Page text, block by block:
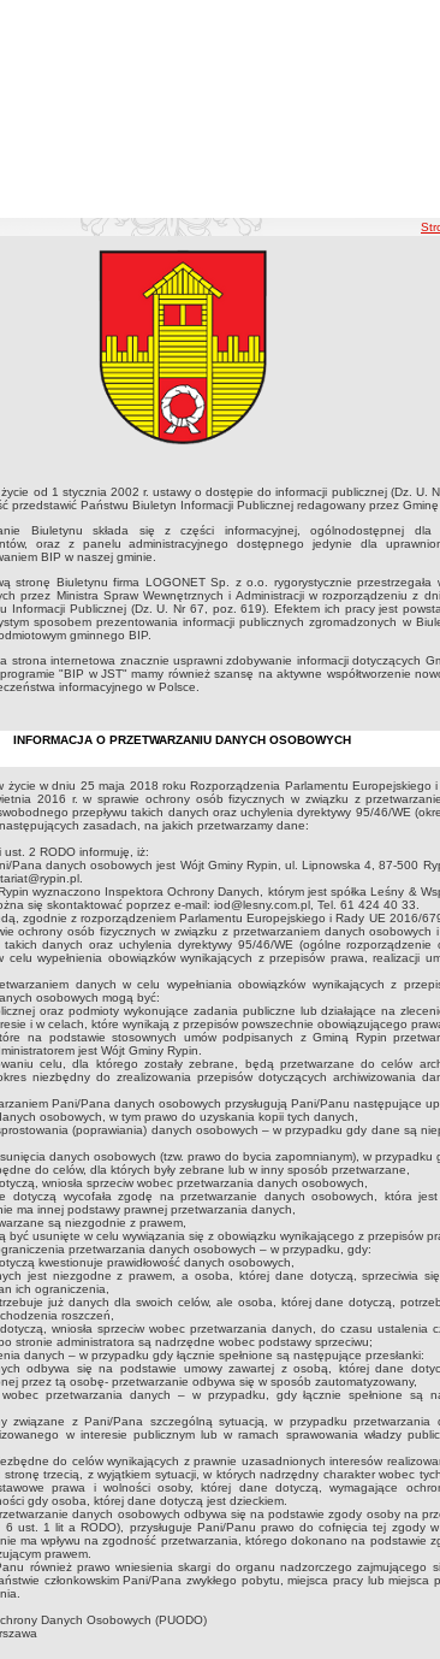
od 1 stycznia 2002 r. ustawy o dostępie do informacji publicznej (Dz. U.
przedstawić Państwu Biuletyn Informacji Publicznej redagowany przez Gminę
Biuletynu składa się z części informacyjnej, ogólnodostępnej dla
oraz z panelu administracyjnego dostępnego jedynie dla
BIP w naszej gminie.
stronę Biuletynu firma LOGONET Sp. z o.o. rygorystycznie przestrzegała
przez Ministra Spraw Wewnętrznych i Administracji w rozporządzeniu z
Informacji Publicznej (Dz. U. Nr 67, poz. 619). Efektem ich pracy jest
sposobem prezentowania informacji publicznych zgromadzonych w
gminnego BIP.
strona internetowa znacznie usprawni zdobywanie informacji dotyczących
"BIP w JST" mamy również szansę na aktywne współtworzenie
informacyjnego w Polsce.
INFORMACJA O PRZETWARZANIU DANYCH OSOBOWYCH
życie w dniu 25 maja 2018 roku Rozporządzenia Parlamentu Europejskiego i
2016 r. w sprawie ochrony osób fizycznych w związku z
przepływu takich danych oraz uchylenia dyrektywy 95/46/WE
następujących zasadach, na jakich przetwarzamy dane:
2 RODO informuję, iż:
Pana danych osobowych jest Wójt Gminy Rypin, ul. Lipnowska 4, 87-500
wyznaczono Inspektora Ochrony Danych, którym jest spółka Leśny &
się skontaktować poprzez e-mail: iod@lesny.com.pl, Tel. 61 424 40 33.
zgodnie z rozporządzeniem Parlamentu Europejskiego i Rady UE 2016/
ochrony osób fizycznych w związku z przetwarzaniem danych osobowych
takich danych oraz uchylenia dyrektywy 95/46/WE (ogólne rozporządzenie
celu wypełnienia obowiązków wynikających z przepisów prawa, realizacji
danych w celu wypełniania obowiązków wynikających z
osobowych mogą być:
oraz podmioty wykonujące zadania publiczne lub działające na
i w celach, które wynikają z przepisów powszechnie obowiązującego
na podstawie stosownych umów podpisanych z Gminą Rypin
jest Wójt Gminy Rypin.
celu, dla którego zostały zebrane, będą przetwarzane do celów
niezbędny do zrealizowania przepisów dotyczących archiwizowania
Pani/Pana danych osobowych przysługują Pani/Panu następujące
osobowych, w tym prawo do uzyskania kopii tych danych,
(poprawiania) danych osobowych – w przypadku gdy dane są
danych osobowych (tzw. prawo do bycia zapomnianym), w przypadku
do celów, dla których były zebrane lub w inny sposób przetwarzane,
wniosła sprzeciw wobec przetwarzania danych osobowych,
wycofała zgodę na przetwarzanie danych osobowych, która jest
ma innej podstawy prawnej przetwarzania danych,
są niezgodnie z prawem,
usunięte w celu wywiązania się z obowiązku wynikającego z przepisów
przetwarzania danych osobowych – w przypadku, gdy:
kwestionuje prawidłowość danych osobowych,
jest niezgodne z prawem, a osoba, której dane dotyczą, sprzeciwia się
ich ograniczenia,
już danych dla swoich celów, ale osoba, której dane dotyczą,
roszczeń,
wniosła sprzeciw wobec przetwarzania danych, do czasu ustalenia
stronie administratora są nadrzędne wobec podstawy sprzeciwu;
danych – w przypadku gdy łącznie spełnione są następujące przesłanki:
odbywa się na podstawie umowy zawartej z osobą, której dane
przez tą osobę- przetwarzanie odbywa się w sposób zautomatyzowany,
przetwarzania danych – w przypadku, gdy łącznie spełnione są
z Pani/Pana szczególną sytuacją, w przypadku przetwarzania
w interesie publicznym lub w ramach sprawowania władzy
do celów wynikających z prawnie uzasadnionych interesów
trzecią, z wyjątkiem sytuacji, w których nadrzędny charakter wobec
prawa i wolności osoby, której dane dotyczą, wymagające
gdy osoba, której dane dotyczą jest dzieckiem.
danych osobowych odbywa się na podstawie zgody osoby na
6 ust. 1 lit a RODO), przysługuje Pani/Panu prawo do cofnięcia tej zgody
ma wpływu na zgodność przetwarzania, którego dokonano na podstawie
prawem.
również prawo wniesienia skargi do organu nadzorczego zajmującego
członkowskim Pani/Pana zwykłego pobytu, miejsca pracy lub miejsca
Danych Osobowych (PUODO)